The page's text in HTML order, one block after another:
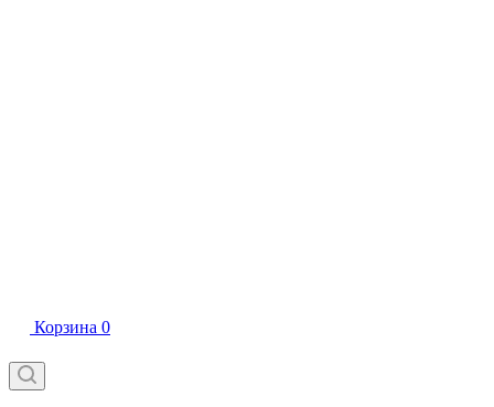
Корзина 0